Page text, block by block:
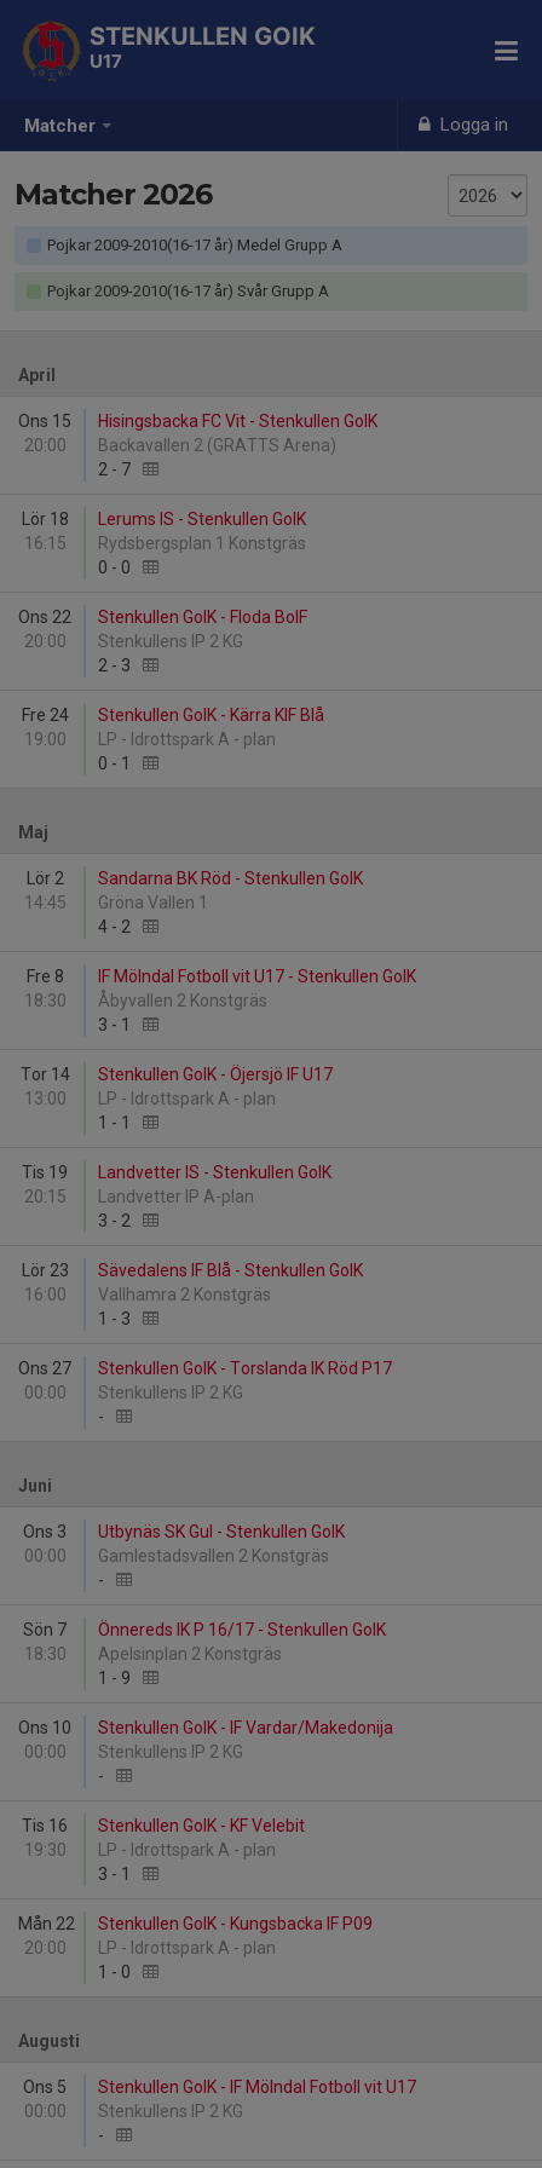
Matcher Logga in
STENKULLEN GOIK
U17
Matcher 2026
Pojkar 2009-2010(16-17 år) Medel Grupp A
Pojkar 2009-2010(16-17 år) Svår Grupp A
April
Ons 15
20:00
Hisingsbacka FC Vit - Stenkullen GoIK
Backavallen 2 (GRATTS Arena)
2 - 7
Lör 18
16:15
Lerums IS - Stenkullen GoIK
Rydsbergsplan 1 Konstgräs
0 - 0
Ons 22
20:00
Stenkullen GoIK - Floda BoIF
Stenkullens IP 2 KG
2 - 3
Fre 24
19:00
Stenkullen GoIK - Kärra KIF Blå
LP - Idrottspark A - plan
0 - 1
Maj
Lör 2
14:45
Sandarna BK Röd - Stenkullen GoIK
Gröna Vallen 1
4 - 2
Fre 8
18:30
IF Mölndal Fotboll vit U17 - Stenkullen GoIK
Åbyvallen 2 Konstgräs
3 - 1
Tor 14
13:00
Stenkullen GoIK - Öjersjö IF U17
LP - Idrottspark A - plan
1 - 1
Tis 19
20:15
Landvetter IS - Stenkullen GoIK
Landvetter IP A-plan
3 - 2
Lör 23
16:00
Sävedalens IF Blå - Stenkullen GoIK
Vallhamra 2 Konstgräs
1 - 3
Ons 27
00:00
Stenkullen GoIK - Torslanda IK Röd P17
Stenkullens IP 2 KG
-
Juni
Ons 3
00:00
Utbynäs SK Gul - Stenkullen GoIK
Gamlestadsvallen 2 Konstgräs
-
Sön 7
18:30
Önnereds IK P 16/17 - Stenkullen GoIK
Apelsinplan 2 Konstgräs
1 - 9
Ons 10
00:00
Stenkullen GoIK - IF Vardar/Makedonija
Stenkullens IP 2 KG
-
Tis 16
19:30
Stenkullen GoIK - KF Velebit
LP - Idrottspark A - plan
3 - 1
Mån 22
20:00
Stenkullen GoIK - Kungsbacka IF P09
LP - Idrottspark A - plan
1 - 0
Augusti
Ons 5
00:00
Stenkullen GoIK - IF Mölndal Fotboll vit U17
Stenkullens IP 2 KG
-